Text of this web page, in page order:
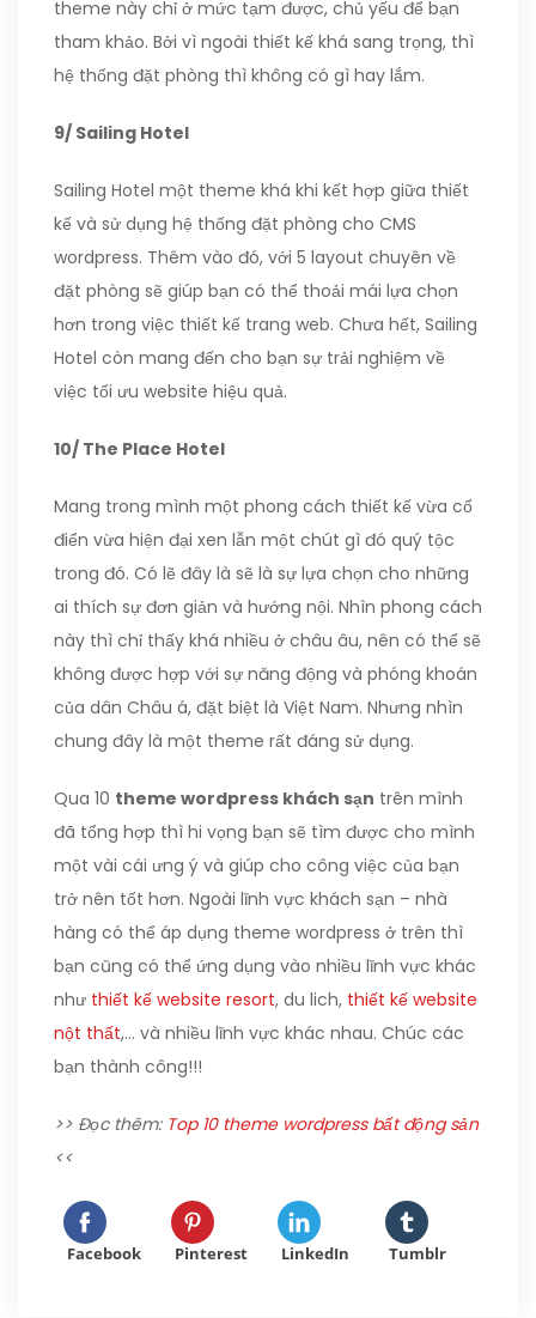
theme này chỉ ở mức tạm được, chủ yếu để bạn
tham khảo. Bởi vì ngoài thiết kế khá sang trọng, thì
hệ thống đặt phòng thì không có gì hay lắm.
9/ Sailing Hotel
Sailing Hotel một theme khá khi kết hợp giữa thiết
kế và sử dụng hệ thống đặt phòng cho CMS
wordpress. Thêm vào đó, với 5 layout chuyên về
đặt phòng sẽ giúp bạn có thể thoải mái lựa chọn
hơn trong việc thiết kế trang web. Chưa hết, Sailing
Hotel còn mang đến cho bạn sự trải nghiệm về
việc tối ưu website hiệu quả.
10/ The Place Hotel
Mang trong mình một phong cách thiết kế vừa cổ
điển vừa hiện đại xen lẫn một chút gì đó quý tộc
trong đó. Có lẽ đây là sẽ là sự lựa chọn cho những
ai thích sự đơn giản và hướng nội. Nhìn phong cách
này thì chỉ thấy khá nhiều ở châu âu, nên có thể sẽ
không được hợp với sự năng động và phóng khoán
của dân Châu á, đặt biệt là Việt Nam. Nhưng nhìn
chung đây là một theme rất đáng sử dụng.
Qua 10 theme wordpress khách sạn trên mình
đã tổng hợp thì hi vọng bạn sẽ tìm được cho mình
một vài cái ưng ý và giúp cho công việc của bạn
trở nên tốt hơn. Ngoài lĩnh vực khách sạn – nhà
hàng có thể áp dụng theme wordpress ở trên thì
bạn cũng có thể ứng dụng vào nhiều lĩnh vực khác
như thiết kế website resort, du lich, thiết kế website
nột thất,… và nhiều lĩnh vực khác nhau. Chúc các
bạn thành công!!!
>> Đọc thêm: Top 10 theme wordpress bất động sản
<<
Facebook Pinterest LinkedIn Tumblr